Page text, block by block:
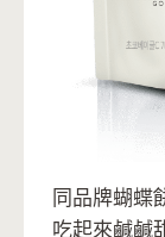
同品牌蝴蝶
吃起來鹹鹹